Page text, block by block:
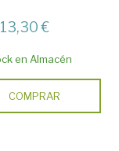
13,30 €
en Almacén
COMPRAR